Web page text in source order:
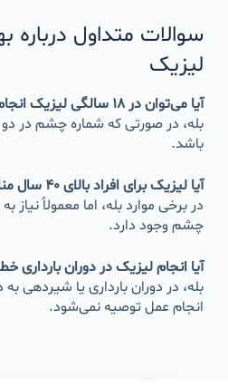
سوالات متداول درباره
لیزیک
آیا می‌توان در ۱۸ سالگی لیزیک انجام داد؟
بله، در صورتی که شماره چشم در
باشد.
آیا لیزیک برای افراد بالای ۴۰ سال مناسب است؟
در برخی موارد بله، اما معمولاً
چشم وجود دارد.
آیا انجام لیزیک در دوران بارداری
بله، در دوران بارداری یا شیردهی
انجام عمل توصیه نمی‌شود.